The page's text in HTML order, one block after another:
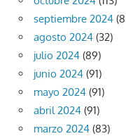
septiembre 2024
agosto 2024 (32)
julio 2024 (89)
junio 2024 (91)
mayo 2024 (91)
abril 2024 (91)
marzo 2024 (83)